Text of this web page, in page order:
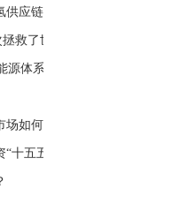
供应链凸显脆弱性
救了世界经济”？
源体系
如何助力转轨
十五五”年均将超4万亿元